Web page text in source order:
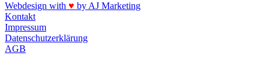
Webdesign with ♥ by AJ Marketing
Kontakt
Impressum
Datenschutzerklärung
AGB